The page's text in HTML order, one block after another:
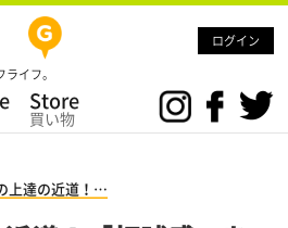
ログイン
イフ。
Store
買い物
上達の近道！…